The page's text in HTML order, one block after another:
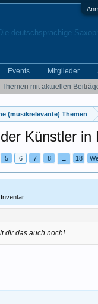
(musikrelevante) Themen
Künstler in
5 6 7 8 → 18
dir das auch noch!
Themen mit aktuellen
Events Mitglieder